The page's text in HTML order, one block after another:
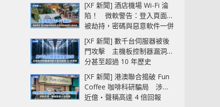
[XF 新聞] 酒店機場 Wi-Fi 淪
陷！ 微軟警告：登入頁面可
被劫持，密碼與惡意軟件一併
中招
[XF 新聞] 數千台伺服器被後
門攻擊 主機板控制器漏洞部
分甚至超過 10 年歷史
[XF 新聞] 港澳聯合搗破 Fun
Coffee 咖啡科研騙局 涉款
近億‧聲稱高達 4 倍回報